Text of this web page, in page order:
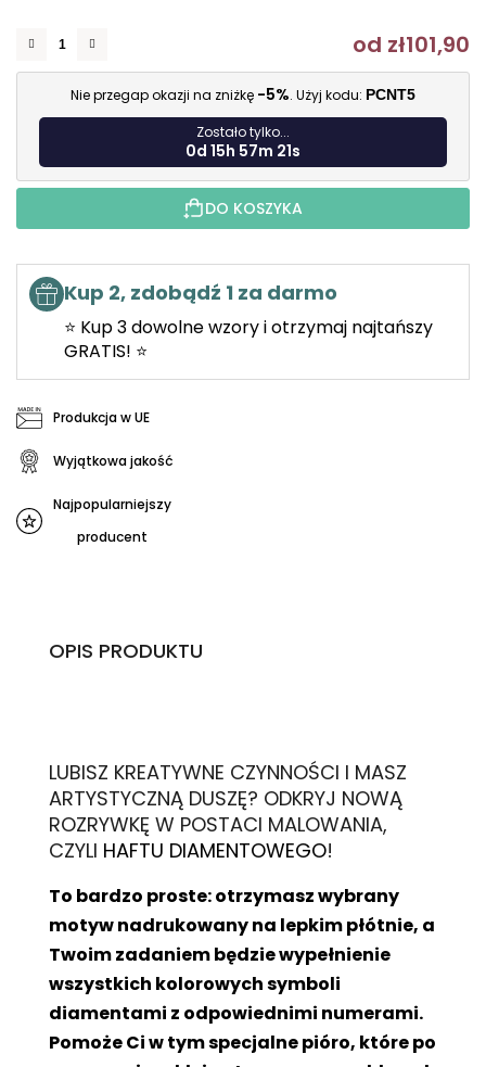
od zł101,90
Nie przegap okazji na zniżkę -5%. Użyj kodu: PCNT5
Zostało tylko...
0d 15h 57m 19s
DO KOSZYKA
Kup 2, zdobądź 1 za darmo
⭐ Kup 3 dowolne wzory i otrzymaj najtańszy
GRATIS! ⭐
Produkcja w UE
Wyjątkowa jakość
Najpopularniejszy
producent
OPIS PRODUKTU
LUBISZ KREATYWNE CZYNNOŚCI I MASZ
ARTYSTYCZNĄ DUSZĘ? ODKRYJ NOWĄ
ROZRYWKĘ W POSTACI MALOWANIA,
CZYLI HAFTU DIAMENTOWEGO!
To bardzo proste: otrzymasz wybrany
motyw nadrukowany na lepkim płótnie, a
Twoim zadaniem będzie wypełnienie
wszystkich kolorowych symboli
diamentami z odpowiednimi numerami.
Pomoże Ci w tym specjalne pióro, które po